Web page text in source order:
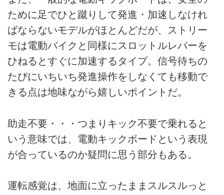
ために足でひと蹴りして発進・加速しなけれ
ばならないモデルがほとんどだが、ストリー
モは電動バイクと同様にスロットルレバーを
ひねるとすぐに加速するタイプ。信号待ちの
たびにいちいち発進操作をしなくても移動で
きる点は地味ながら嬉しいポイントだ。
助走不要・・・つまりキック不要で乗れると
いう意味では、電動キックボードという表現
が合っているのか疑問に思う部分もある。
運転感覚は、地面に立ったままスルスルっと